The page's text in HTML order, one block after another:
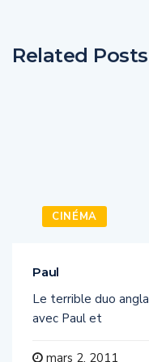
Related Posts
CINÉMA
Paul
Le terrible duo
avec Paul et
mars 2, 2011